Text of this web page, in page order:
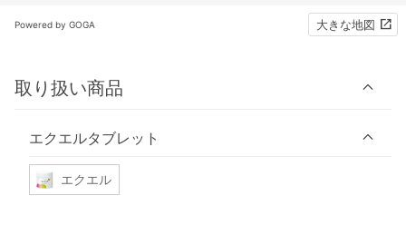
Powered by GOGA 大きな地図
取り扱い商品
エクエルタブレット
エクエル